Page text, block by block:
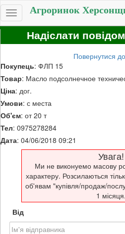
Toggle
navigation
Агроринок
Надіслати
Повернутися
Покупець: ФЛП 15
Товар: Масло подсолнечное
Ціна: дог.
Умови: с места
Об'єм: от 20 т
Тел: 0975278284
Дата: 04/06/2018 09:21
Увага!
Ми не виконуемо масову
характеру. Розсилаються
об'явам "купівля/продаж/
1 місяця.
Від